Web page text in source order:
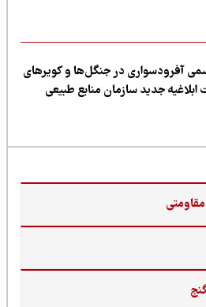
در جنگل‌ها و کویرهای
جدید سازمان منابع طبیعی